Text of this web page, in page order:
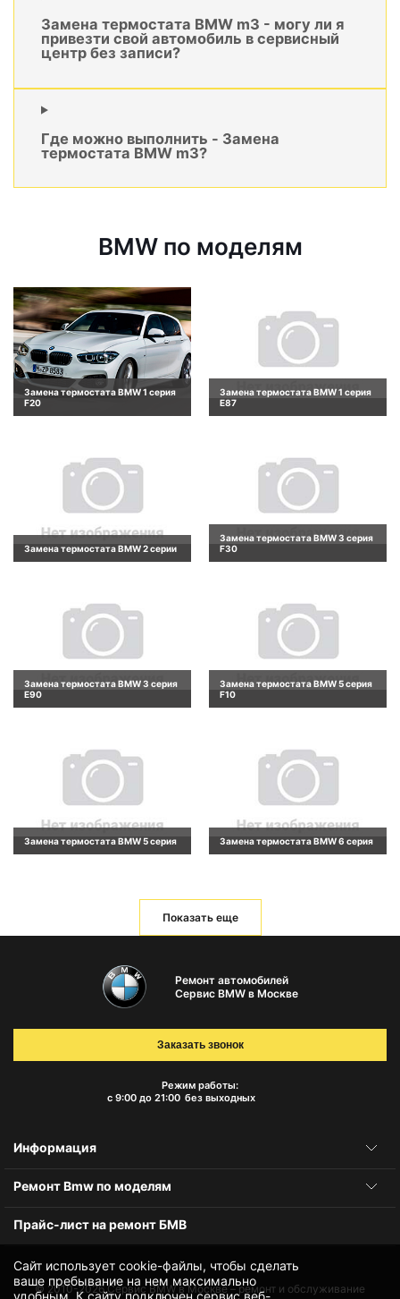
Замена термостата BMW m3 - могу ли я
привезти свой автомобиль в сервисный
центр без записи?
Где можно выполнить - Замена
термостата BMW m3?
BMW по моделям
Замена термостата BMW 1 серия
F20
Замена термостата BMW 1 серия
E87
Замена термостата BMW 2 серии
Замена термостата BMW 3 серия
F30
Замена термостата BMW 3 серия
E90
Замена термостата BMW 5 серия
F10
Замена термостата BMW 5 серия Замена термостата BMW 6 серия
Показать еще
Сайт использует cookie-файлы, чтобы сделать
ваше пребывание на нем максимально
удобным. К cайту подключен сервис веб-
Ремонт автомобилей
Сервис BMW в Москве
Режим работы:
с 9:00 до 21:00 без выходных
Заказать звонок
Информация
Ремонт Bmw по моделям
Прайс-лист на ремонт БМВ
© 2010-2026Сервис BMW в Москве – ремонт и обслуживание